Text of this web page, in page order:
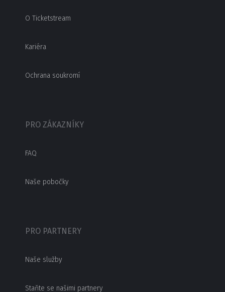
O Ticketstream
Kariéra
Ochrana soukromí
PRO ZÁKAZNÍKY
FAQ
Naše pobočky
PRO PARTNERY
Naše služby
Staňte se našimi partnery